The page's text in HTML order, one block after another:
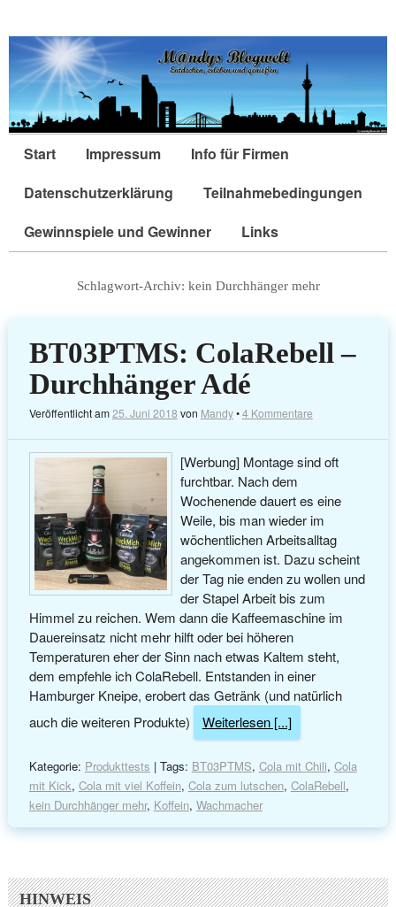
Start Impressum
Info für Firmen
Datenschutzerklärung
Teilnahmebedingungen
Gewinnspiele und Gewinner
Links
Schlagwort-Archiv: kein Durchhänger mehr
BT03PTMS: ColaRebell –
Durchhänger Adé
Veröffentlicht am25. Juni 2018 von Mandy•4 Kommentare
[Werbung] Montage sind oft
furchtbar. Nach dem
Wochenende dauert es eine
Weile, bis man wieder im
wöchentlichen Arbeitsalltag
angekommen ist. Dazu scheint
der Tag nie enden zu wollen und
der Stapel Arbeit bis zum
Himmel zu reichen. Wem dann die Kaffeemaschine im
Dauereinsatz nicht mehr hilft oder bei höheren
Temperaturen eher der Sinn nach etwas Kaltem steht,
dem empfehle ich ColaRebell. Entstanden in einer
Hamburger Kneipe, erobert das Getränk (und natürlich
auch die weiteren Produkte)
Weiterlesen [...]
Kategorie: Produkttests | Tags: BT03PTMS, Cola mit Chili, Cola
mit Kick, Cola mit viel Koffein, Cola zum lutschen, ColaRebell,
kein Durchhänger mehr, Koffein, Wachmacher
HINWEIS